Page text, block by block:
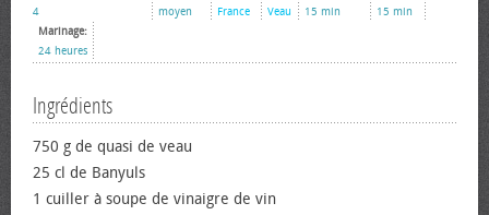
4
moyen
France
Veau
15 min
15 min
Marinage:
24 heures
Ingrédients
750 g de quasi de veau
25 cl de Banyuls
1 cuiller à soupe de vinaigre de vin